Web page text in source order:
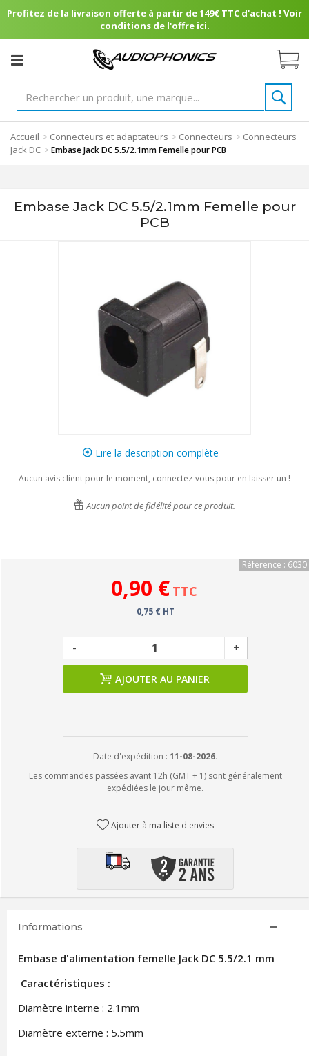
Profitez de la livraison offerte à partir de 149€ TTC d'achat ! Voir
conditions de l'offre ici.
Accueil > Connecteurs et adaptateurs > Connecteurs > Connecteurs
Jack DC >Embase Jack DC 5.5/2.1mm Femelle pour PCB
Embase Jack DC 5.5/2.1mm Femelle pour
PCB
Lire la description complète
Aucun avis client pour le moment, connectez-vous pour en laisser un !
Aucun point de fidélité pour ce produit.
Référence : 6030
0,90 € TTC
0,75 € HT
- +
AJOUTER AU PANIER
Date d'expédition : 11-08-2026.
Les commandes passées avant 12h (GMT + 1) sont généralement
expédiées le jour même.
Ajouter à ma liste d'envies
Informations
Embase d'alimentation femelle Jack DC 5.5/2.1 mm
Caractéristiques :
Diamètre interne : 2.1mm
Diamètre externe : 5.5mm